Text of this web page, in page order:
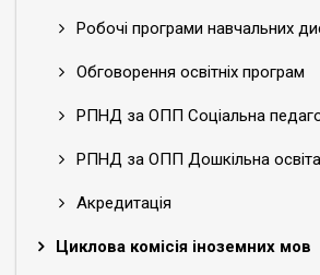
Робочі програми навчальних
Обговорення освітніх програм
РПНД за ОПП Соціальна
РПНД за ОПП Дошкільна освіта
Акредитація
Циклова комісія іноземних мов